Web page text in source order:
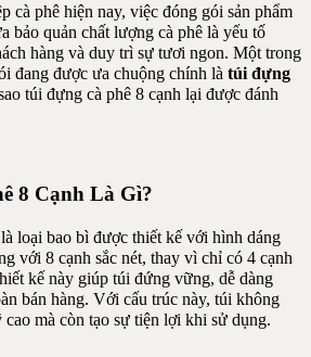
cà phê hiện nay, việc đóng gói sản phẩm
bảo quản chất lượng cà phê là yếu tố
hàng và duy trì sự tươi ngon. Một trong
đang được ưa chuộng chính là túi đựng
túi đựng cà phê 8 cạnh lại được đánh
8 Cạnh Là Gì?
loại bao bì được thiết kế với hình dáng
với 8 cạnh sắc nét, thay vì chỉ có 4 cạnh
kế này giúp túi đứng vững, dễ dàng
bán hàng. Với cấu trúc này, túi không
mà còn tạo sự tiện lợi khi sử dụng.